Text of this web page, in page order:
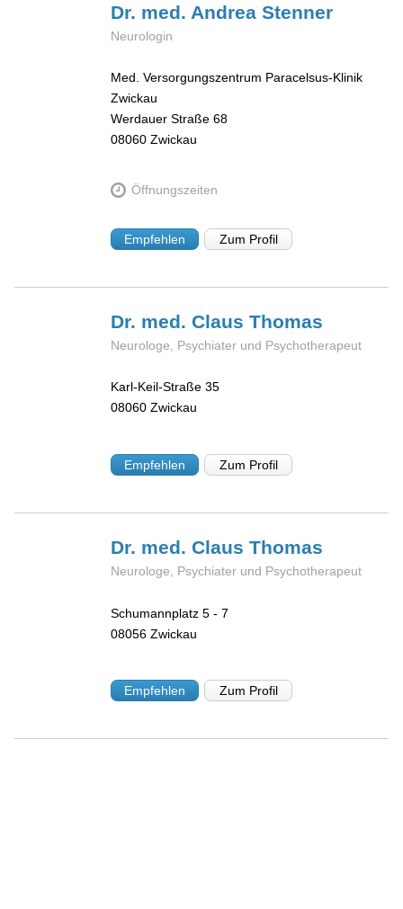
Dr. med. AndreaStenner
Neurologin
Med. Versorgungszentrum Paracelsus-Klinik
Zwickau
Werdauer Straße 68
08060 Zwickau
Öffnungszeiten
Empfehlen Zum Profil
Dr. med. ClausThomas
Neurologe, Psychiater und Psychotherapeut
Karl-Keil-Straße 35
08060 Zwickau
Empfehlen Zum Profil
Dr. med. ClausThomas
Neurologe, Psychiater und Psychotherapeut
Schumannplatz 5 - 7
08056 Zwickau
Empfehlen Zum Profil